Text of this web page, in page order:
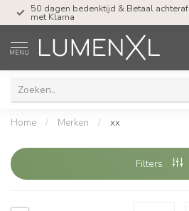
50 dagen bedenktijd & Betaal achteraf
met Klarna
MENU
Home / Merken / xx
Filters